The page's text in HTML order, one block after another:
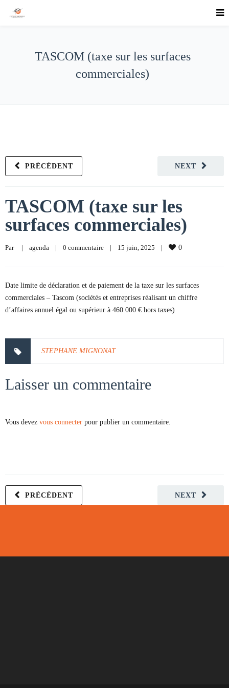
TASCOM (taxe sur les surfaces
commerciales)
NEXT
PRÉCÉDENT
TASCOM (taxe sur les
surfaces commerciales)
Par | agenda | 0 commentaire | 15 juin, 2025 | 0
Date limite de déclaration et de paiement de la taxe sur les surfaces
commerciales – Tascom (sociétés et entreprises réalisant un chiffre
d’affaires annuel égal ou supérieur à 460 000 € hors taxes)
STEPHANE MIGNONAT
Laisser un commentaire
Vous devez vous connecter pour publier un commentaire.
NEXT
PRÉCÉDENT